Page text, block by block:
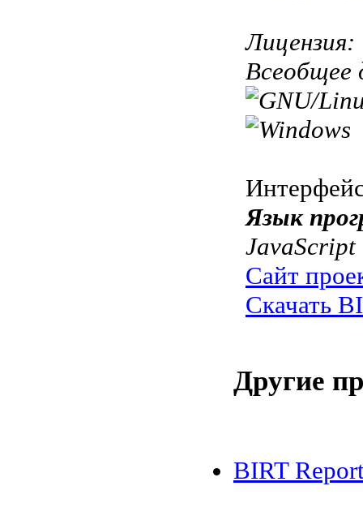
Лицензия:
Всеобщее
Язык
JavaScript
Сайт
Скачать
Другие
BIRT